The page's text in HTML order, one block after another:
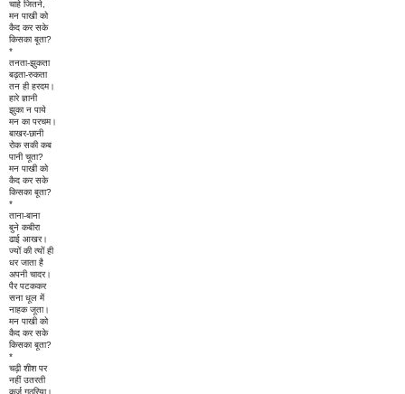
चाहे जितने,
मन पाखी को
कैद कर सके
किसका बूता?
*
तनता-झुकता
बढ़ता-रुकता
तन ही हरदम।
हारे ज्ञानी
झुका न पाये
मन का परचम।
बाखर-छानी
रोक सकी कब
पानी चूता?
मन पाखी को
कैद कर सके
किसका बूता?
*
ताना-बाना
बुने कबीरा
ढाई आखर।
ज्यों की त्यों ही
धर जाता है
अपनी चादर।
पैर पटककर
सना धूल में
नाहक जूता।
मन पाखी को
कैद कर सके
किसका बूता?
*
चढ़ी शीश पर
नहीं उतरती
क़र्ज़ गठरिया।